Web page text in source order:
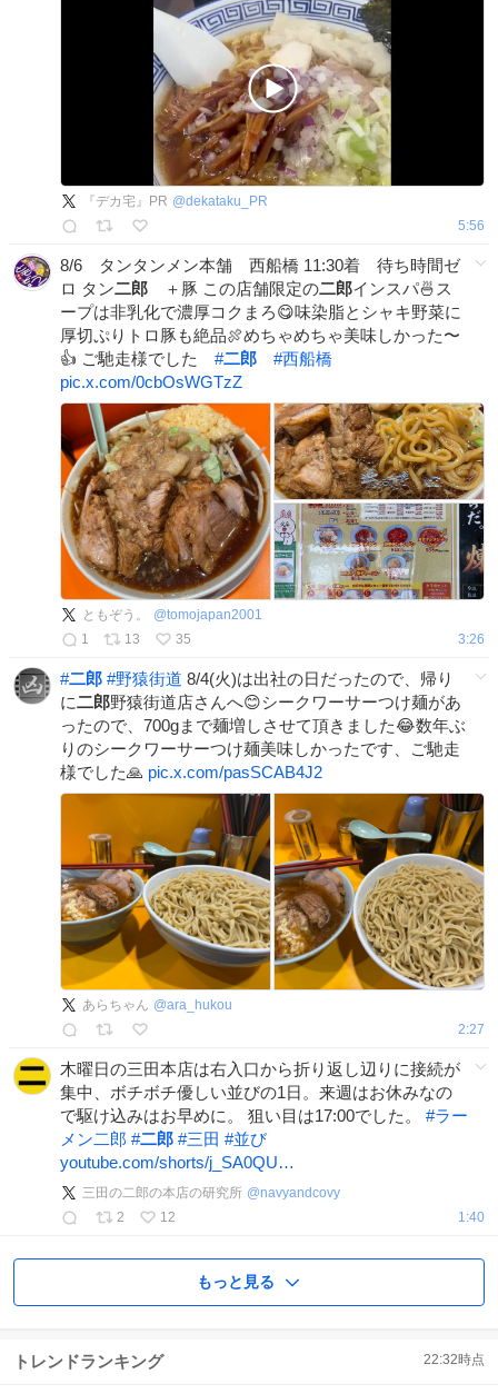
『デカ宅』PR @dekataku_PR
5:56
8/6 タンタンメン本舗 西船橋 11:30着 待ち時間ゼ
ロ タン二郎 ＋豚 この店舗限定の二郎インスパ🍜ス
ープは非乳化で濃厚コクまろ😋味染脂とシャキ野菜に
厚切ぷりトロ豚も絶品🍖めちゃめちゃ美味しかった〜
👍 ご馳走様でした #二郎 #西船橋
pic.x.com/0cbOsWGTzZ
ともぞう。 @tomojapan2001
1
13 35 3:26
#二郎 #野猿街道 8/4(火)は出社の日だったので、帰り
に二郎野猿街道店さんへ😊シークワーサーつけ麺があ
ったので、700gまで麺増しさせて頂きました😂数年ぶ
りのシークワーサーつけ麺美味しかったです、ご馳走
様でした🙏 pic.x.com/pasSCAB4J2
あらちゃん @ara_hukou
2:27
木曜日の三田本店は右入口から折り返し辺りに接続が
集中、ボチボチ優しい並びの1日。来週はお休みなの
で駆け込みはお早めに。 狙い目は17:00でした。 #ラー
メン二郎 #二郎 #三田 #並び
youtube.com/shorts/j_SA0QU…
三田の二郎の本店の研究所 @navyandcovy
2
12 1:40
もっと見る
トレンドランキング 22:32時点